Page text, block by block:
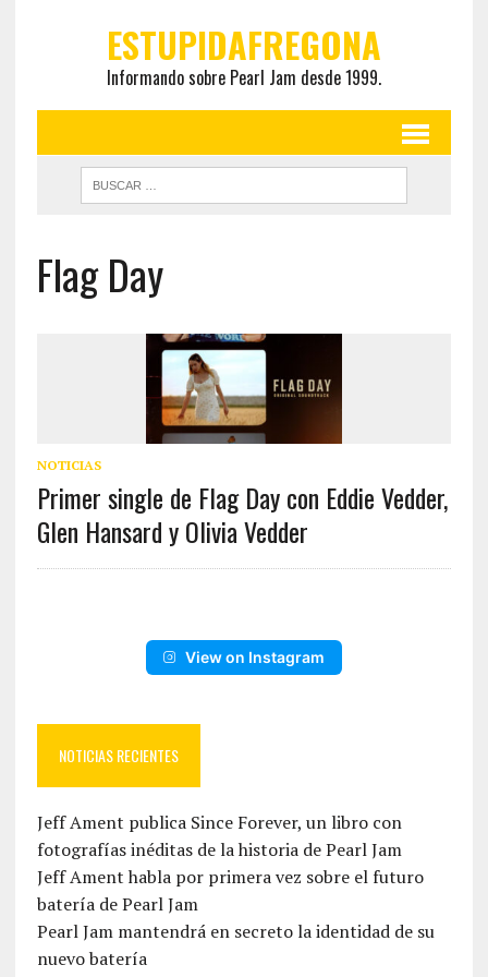
ESTUPIDAFREGONA
Informando sobre Pearl Jam desde 1999.
Flag Day
NOTICIAS
Primer single de Flag Day con Eddie Vedder,
Glen Hansard y Olivia Vedder
View on Instagram
NOTICIAS RECIENTES
Jeff Ament publica Since Forever, un libro con
fotografías inéditas de la historia de Pearl Jam
Jeff Ament habla por primera vez sobre el futuro
batería de Pearl Jam
Pearl Jam mantendrá en secreto la identidad de su
nuevo batería